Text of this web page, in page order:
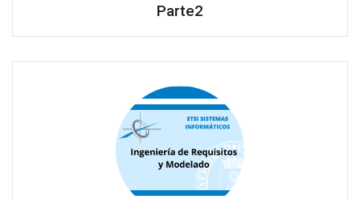
Parte2